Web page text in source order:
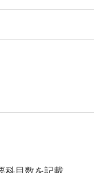
目数を記載。